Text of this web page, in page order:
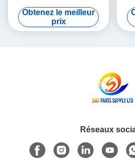
N610032084AA /
KXF0DWTHA00 (MC12CX-
5) – Pour alimentateurs
Obtenez le meilleur
prix
et
Réseaux